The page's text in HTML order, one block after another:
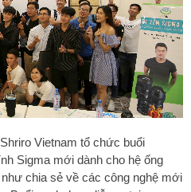
Vietnam tổ chức buổi
Sigma mới dành cho hệ ống
chia sẻ về các công nghệ mới